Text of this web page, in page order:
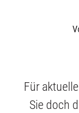
Für
Sie doch